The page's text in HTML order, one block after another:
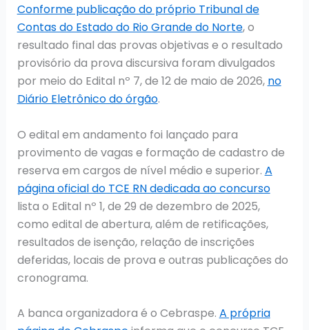
Conforme publicação do próprio Tribunal de
Contas do Estado do Rio Grande do Norte, o
resultado final das provas objetivas e o resultado
provisório da prova discursiva foram divulgados
por meio do Edital nº 7, de 12 de maio de 2026, no
Diário Eletrônico do órgão.
O edital em andamento foi lançado para
provimento de vagas e formação de cadastro de
reserva em cargos de nível médio e superior. A
página oficial do TCE RN dedicada ao concurso
lista o Edital nº 1, de 29 de dezembro de 2025,
como edital de abertura, além de retificações,
resultados de isenção, relação de inscrições
deferidas, locais de prova e outras publicações do
cronograma.
A banca organizadora é o Cebraspe. A própria